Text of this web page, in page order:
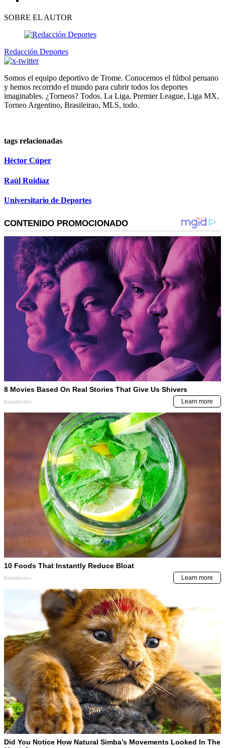
SOBRE EL AUTOR
Redacción Deportes
Somos el equipo deportivo de Trome. Conocemos el fútbol peruano
y hemos recorrido el mundo para cubrir todos los deportes
imaginables. ¿Torneos? Todos. La Liga, Premier League, Liga MX,
Torneo Argentino, Brasileirao, MLS, todo.
tags relacionadas
Héctor Cúper
Raúl Ruidíaz
Universitario de Deportes